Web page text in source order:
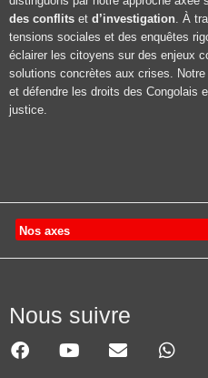
des conflits et d’investigation. À
tensions sociales et des enquêtes
éclairer les citoyens sur des enjeux
solutions concrètes aux crises.
et défendre les droits des Congolais
justice.
Nos axes
Nous suivre